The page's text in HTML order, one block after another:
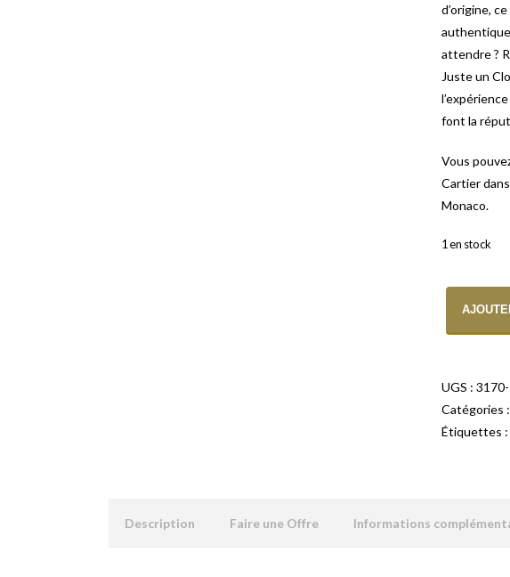
d’origine,
attendre ?
Juste un
font la
Vous
Cartier
Monaco.
1 en stock
UGS :3170-
Catégories
Étiquettes
Description Faire une Offre Informations